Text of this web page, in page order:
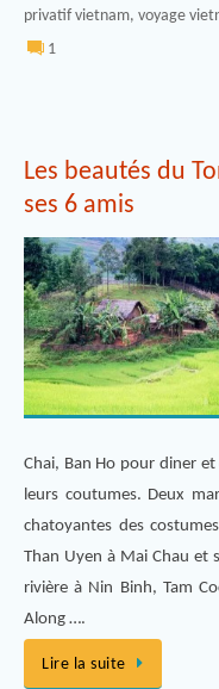
privatif vietnam, voyage
1
Les beautés du
ses 6 amis
Chai, Ban Ho pour diner
leurs coutumes. Deux
chatoyantes des
Than Uyen à Mai Chau et
rivière à Nin Binh, Tam
Along ….
Lire la suite